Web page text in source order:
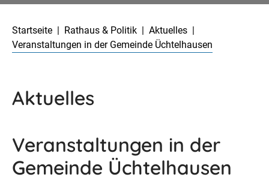
Startseite
Rathaus & Politik
Aktuelles
Veranstaltungen in der Gemeinde Üchtelhausen
Aktuelles
Veranstaltungen in der
Gemeinde Üchtelhausen